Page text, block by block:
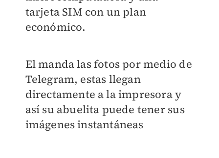
tarjeta SIM con un plan
económico.
El manda las fotos por medio de
Telegram, estas llegan
directamente a la impresora y
así su abuelita puede tener sus
imágenes instantáneas